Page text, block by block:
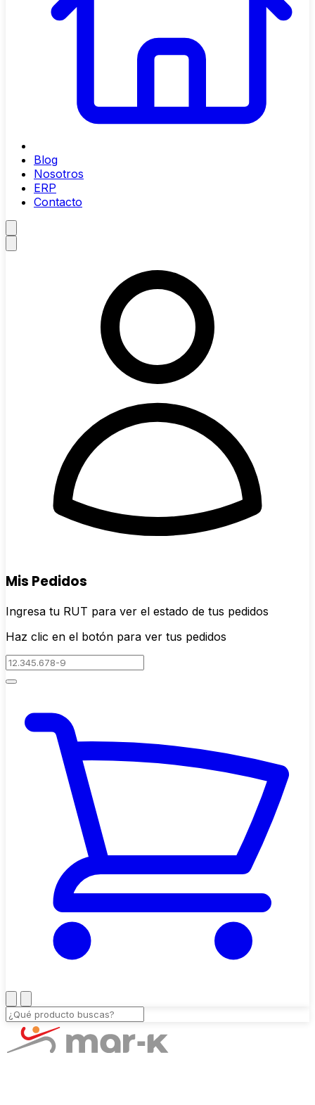
Blog
Nosotros
ERP
Contacto
Mis Pedidos
Ingresa tu RUT para ver el estado de tus pedidos
Haz clic en el botón para ver tus pedidos